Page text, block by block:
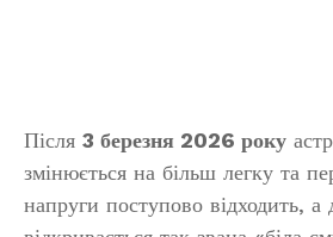
Після 3 березня 2026 року
змінюється на більш легку та
напруги поступово відходить, а